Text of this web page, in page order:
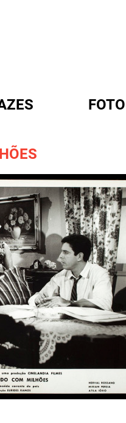
DE BUSCA